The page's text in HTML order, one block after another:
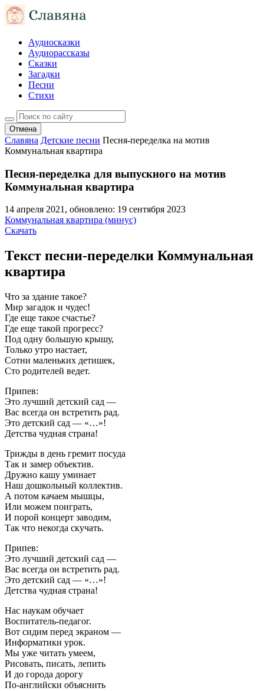
Аудиосказки
Аудиорассказы
Сказки
Загадки
Песни
Стихи
Отмена
Славяна Детские песни Песня-переделка на мотив
Коммунальная квартира
Песня-переделка для выпускного на мотив
Коммунальная квартира
14 апреля 2021, обновлено: 19 сентября 2023
Коммунальная квартира (минус)
Скачать
Текст песни-переделки Коммунальная
квартира
Что за здание такое?
Мир загадок и чудес!
Где еще такое счастье?
Где еще такой прогресс?
Под одну большую крышу,
Только утро настает,
Сотни маленьких детишек,
Сто родителей ведет.
Припев:
Это лучший детский сад —
Вас всегда он встретить рад.
Это детский сад — «…»!
Детства чудная страна!
Трижды в день гремит посуда
Так и замер объектив.
Дружно кашу уминает
Наш дошкольный коллектив.
А потом качаем мышцы,
Или можем поиграть,
И порой концерт заводим,
Так что некогда скучать.
Припев:
Это лучший детский сад —
Вас всегда он встретить рад.
Это детский сад — «…»!
Детства чудная страна!
Нас наукам обучает
Воспитатель-педагог.
Вот сидим перед экраном —
Информатики урок.
Мы уже читать умеем,
Рисовать, писать, лепить
И до города дорогу
По-английски объяснить